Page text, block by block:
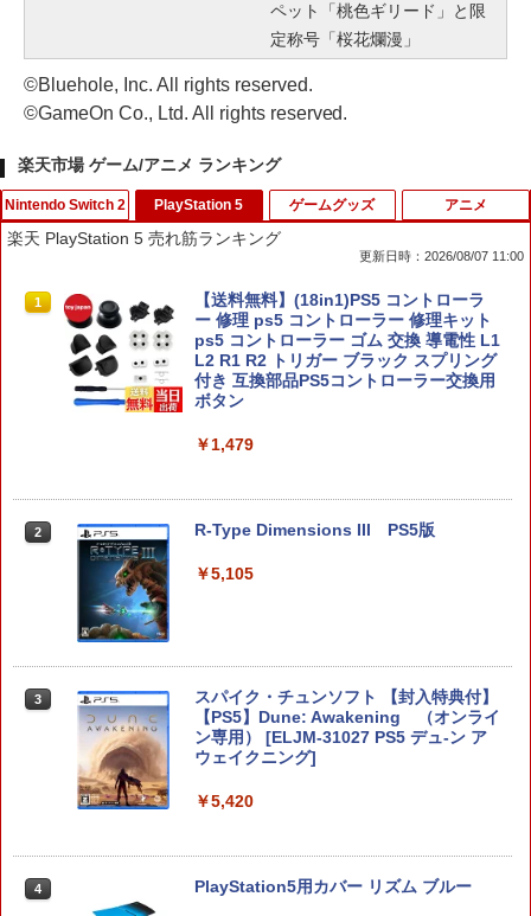
ペット「桃色ギリード」と限
定称号「桜花爛漫」
©Bluehole, Inc. All rights reserved.
©GameOn Co., Ltd. All rights reserved.
楽天市場 ゲーム/アニメ ランキング
Nintendo Switch 2
1
【 Nintendo Switch2 ケース対応 】Swi
tch2用 ケース 専用収納ボックス フルセ
ット対応ケース 防水ナイロン スイッチ
ケース 大容量 防水 防塵 耐衝撃 全面保護
ギフト 多機能ゲームケース ゲームカー
ド収納可能 まとめ収納バッグ 大容量タ
【中古】Switch2 星のカービィ ディス
カバリー Nintendo Switch 2 Edit
ion ＋ スターリーワールド (ニンテン
PlayStation 5
楽天 PlayStation 5 売れ筋ランキング
更新日時：2026/08/07 11:00
1
【送料無料】(18in1)PS5 コントローラ
ー 修理 ps5 コントローラー 修理キット
ps5 コントローラー ゴム 交換 導電性 L1
L2 R1 R2 トリガー ブラック スプリング
付き 互換部品PS5コントローラー交換用
ボタン
￥1,479
2 R-Type Dimensions III PS5版
￥5,105
3
スパイク・チュンソフト 【封入特典付】
【PS5】Dune: Awakening （オンライ
ン専用） [ELJM-31027 PS5 デュ-ン ア
ウェイクニング]
￥5,420
4 PlayStation5用カバー リズム ブルー
ゲームグッズ アニメ